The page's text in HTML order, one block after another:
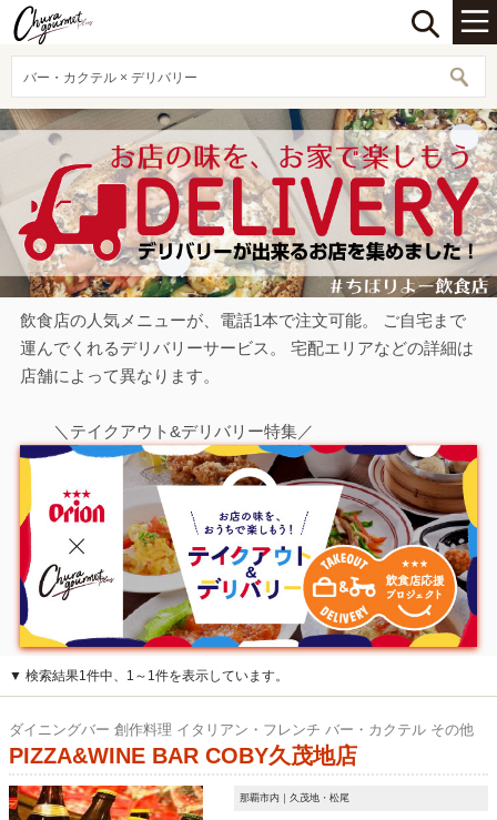
バー・カクテル × デリバリー
飲食店の人気メニューが、電話1本で注文可能。 ご自宅まで
運んでくれるデリバリーサービス。 宅配エリアなどの詳細は
店舗によって異なります。
＼テイクアウト&デリバリー特集／
▼ 検索結果1件中、1～1件を表示しています。
ダイニングバー 創作料理 イタリアン・フレンチ バー・カクテル その他
PIZZA&WINE BAR COBY久茂地店
那覇市内｜久茂地・松尾